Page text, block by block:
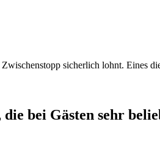
sicherlich lohnt. Eines
bei Gästen sehr